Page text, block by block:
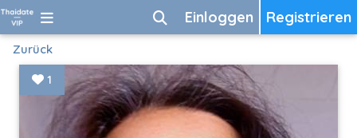
Registrieren
Einloggen
Zurück
1